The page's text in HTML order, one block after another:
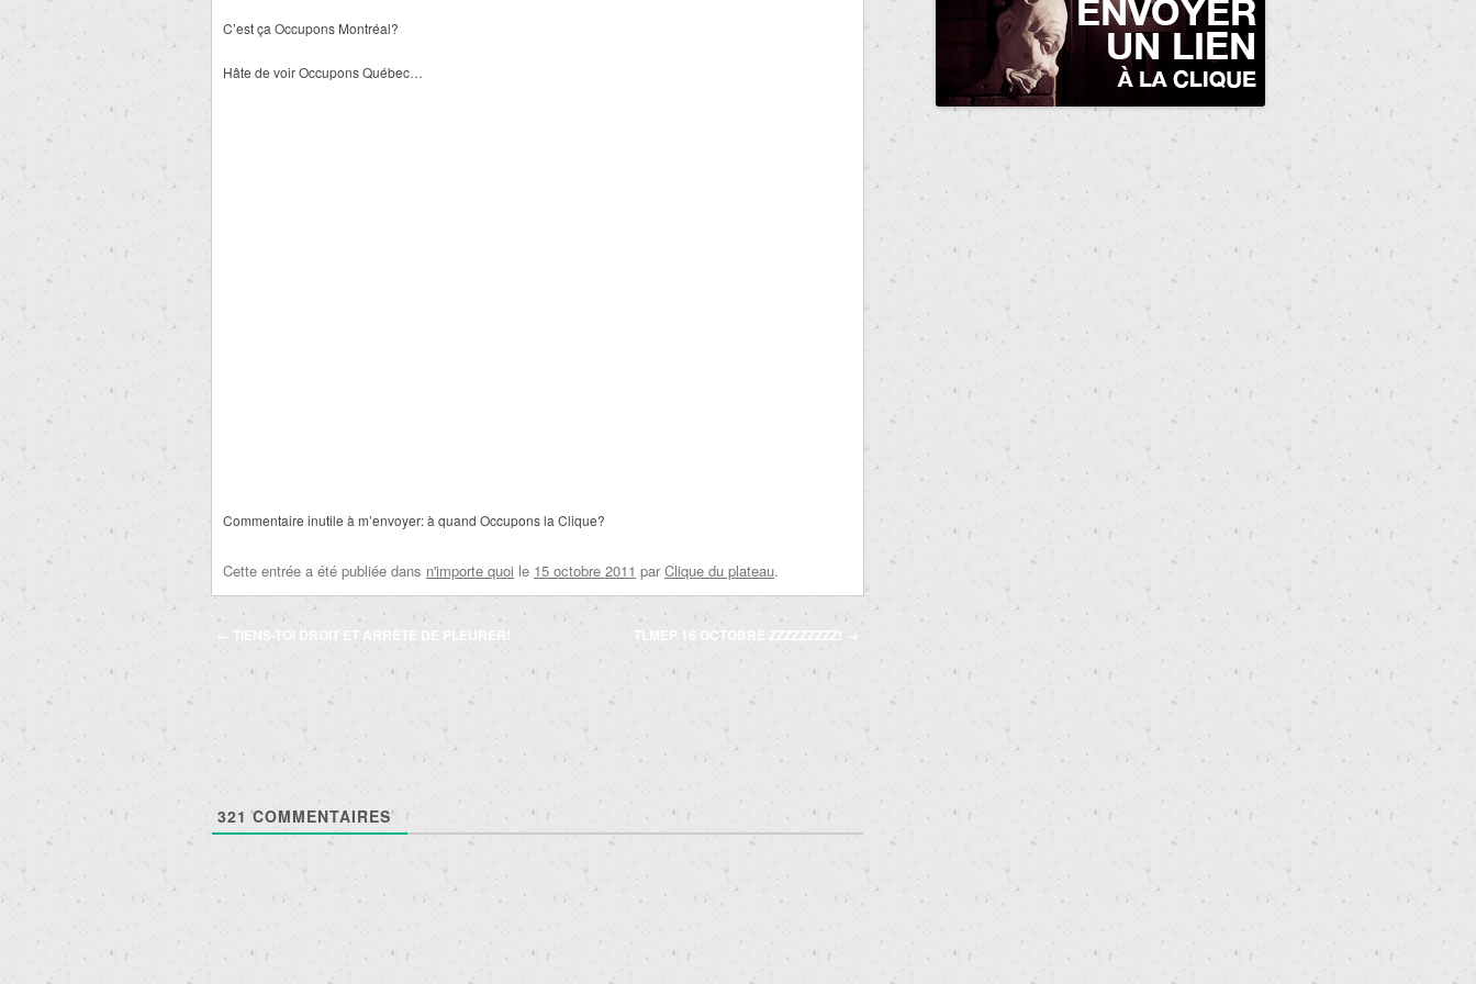
C’est ça Occupons Montréal?
Hâte de voir Occupons Québec…
Commentaire inutile à m’envoyer: à quand Occupons la Clique?
Cette entrée a été publiée dans n'importe quoi le 15 octobre 2011 par Clique du plateau.
Navigation
← TIENS-TOI DROIT ET ARRÊTE DE PLEURER! TLMEP 16 OCTOBRE ZZZZZZZZZ! →
321 COMMENTAIRES